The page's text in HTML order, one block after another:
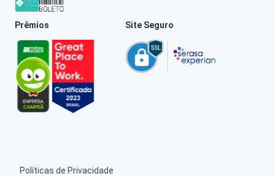
Prêmios Site Seguro
Políticas de Privacidade